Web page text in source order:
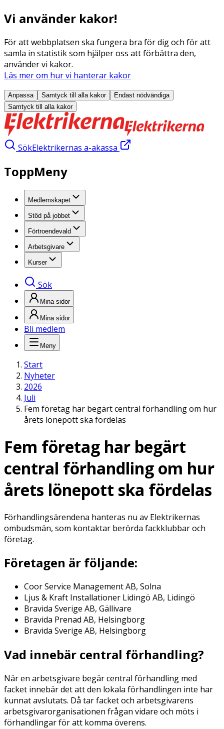
Vi använder kakor!
För att webbplatsen ska fungera bra för dig och för att
samla in statistik som hjälper oss att förbättra den,
använder vi kakor.
Läs mer om hur vi hanterar kakor
Anpassa Samtyck till alla kakor
Endast nödvändiga
Samtyck till alla kakor
SökElektrikernas a-akassa
ToppMeny
Medlemskapet
Stöd på jobbet
Förtroendevald
Arbetsgivare
Kurser
Sök
Mina sidor
Mina sidor
Bli medlem
Meny
Start
Nyheter
2026
Juli
Fem företag har begärt central förhandling om hur
årets lönepott ska fördelas
Fem företag har begärt
central förhandling om hur
årets lönepott ska fördelas
Förhandlingsärendena hanteras nu av Elektrikernas
ombudsmän, som kontaktar berörda fackklubbar och
företag.
Företagen är följande:
Coor Service Management AB, Solna
Ljus & Kraft Installationer Lidingö AB, Lidingö
Bravida Sverige AB, Gällivare
Bravida Prenad AB, Helsingborg
Bravida Sverige AB, Helsingborg
Vad innebär central förhandling?
När en arbetsgivare begär central förhandling med
facket innebär det att den lokala förhandlingen inte har
kunnat avslutats. Då tar facket och arbetsgivarens
arbetsgivarorganisationen frågan vidare och möts i
förhandlingar för att komma överens.